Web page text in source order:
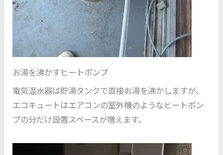
お湯を沸かすヒートポンプ
電気温水器は貯湯タンクで直接お湯を沸かしますが、
エコキュートはエアコンの室外機のようなヒートポン
プの分だけ設置スペースが増えます。